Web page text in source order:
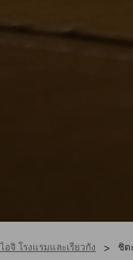
ไอจิ โรงแรมและเรียวกัง > ชิต